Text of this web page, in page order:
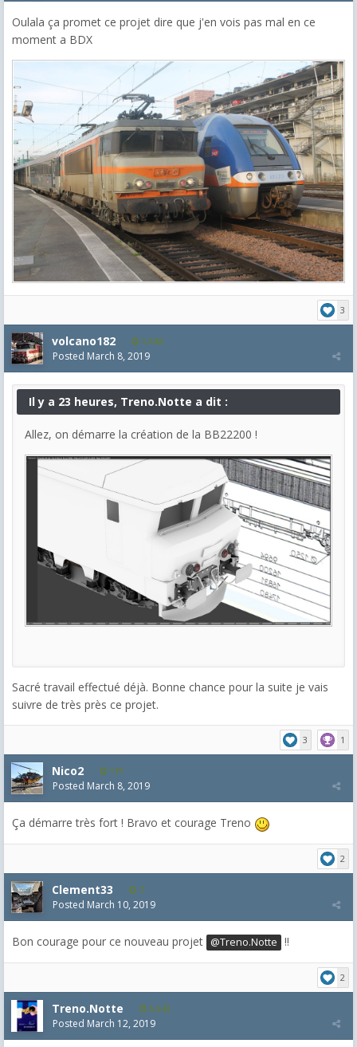
Oulala ça promet ce projet dire que j'en vois pas mal en ce
moment a BDX
3
volcano182 1,346
Posted March 8, 2019
Il y a 23 heures, Treno.Notte a dit :
Allez, on démarre la création de la BB22200 !
Sacré travail effectué déjà. Bonne chance pour la suite je vais
suivre de très près ce projet.
3 1
Nico2 171
Posted March 8, 2019
Ça démarre très fort ! Bravo et courage Treno
2
Clement33 7
Posted March 10, 2019
Bon courage pour ce nouveau projet @Treno.Notte !!
2
Treno.Notte 5,543
Posted March 12, 2019